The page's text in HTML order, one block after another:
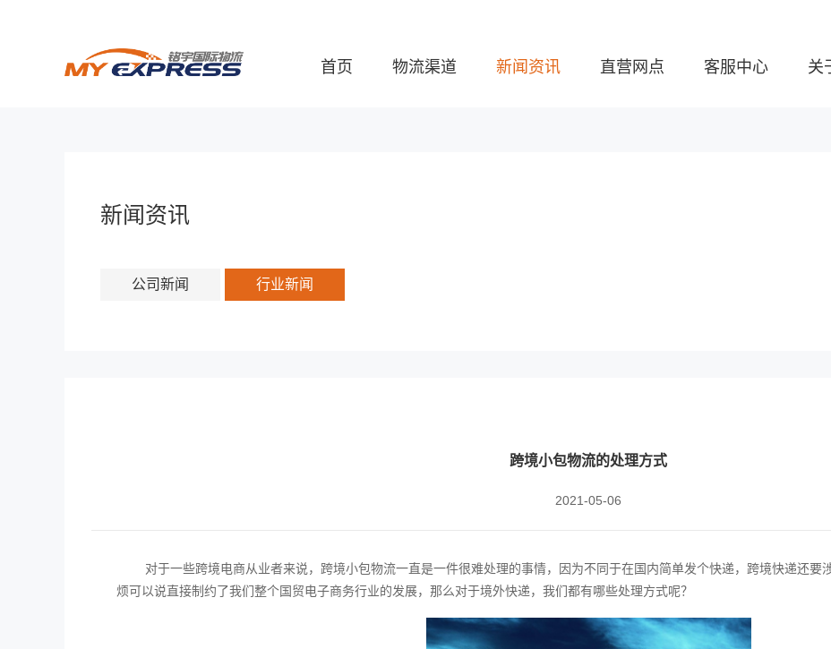
首页 物流渠道 新闻资讯 直营网点 客服中心 关
新闻资讯
公司新闻 行业新闻
跨境小包物流的处理方式
2021-05-06
对于一些跨境电商从业者来说，跨境小包物流‍一直是一件很难处理的事情，因为不同于在国内简单发个快递，跨境快递还要
烦可以说直接制约了我们整个国贸电子商务行业的发展，那么对于境外快递，我们都有哪些处理方式呢？